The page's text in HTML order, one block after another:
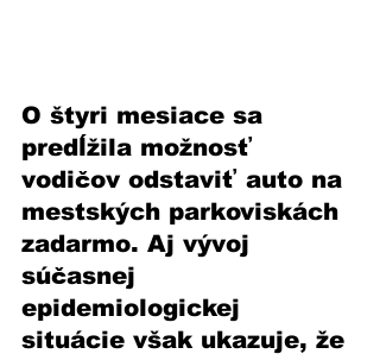
O štyri mesiace sa
predĺžila možnosť
vodičov odstaviť auto na
mestských parkoviskách
zadarmo. Aj vývoj
súčasnej
epidemiologickej
situácie však ukazuje, že